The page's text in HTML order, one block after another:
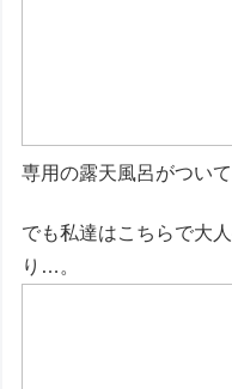
専用の露天風呂がついて
でも私達はこちらで大
り…。